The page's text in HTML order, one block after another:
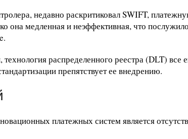
недавно раскритиковал SWIFT,
она медленная и неэффективная, что послужило
распределенного реестра (DLT) все
препятствует ее внедрению.
платежных систем является